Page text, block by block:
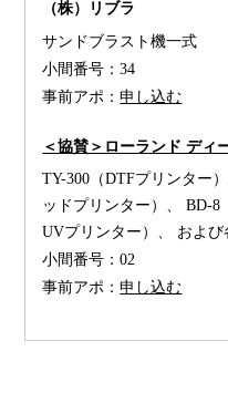
（株）リブラ
サンドブラスト機一式
小間番号：34
事前アポ：申し込む
＜協賛＞ローランド ディ
TY-300（DTFプリンター
ッドプリンター）、 BD-8
UVプリンター）、 およ
小間番号：02
事前アポ：申し込む